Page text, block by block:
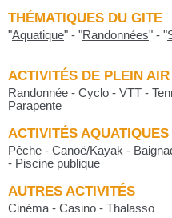
THÉMATIQUES DU GITE
"Aquatique" - "Randonnées" - "
ACTIVITÉS DE PLEIN AIR
Randonnée - Cyclo - VTT -
Parapente
ACTIVITÉS AQUATIQUES
Pêche - Canoë/Kayak -
- Piscine publique
AUTRES ACTIVITÉS
Cinéma - Casino - Thalasso